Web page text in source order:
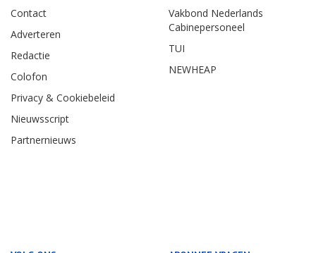
Contact
Adverteren
Redactie
Colofon
Privacy & Cookiebeleid
Nieuwsscript
Partnernieuws
Vakbond Nederlands
Cabinepersoneel
TUI
NEWHEAP